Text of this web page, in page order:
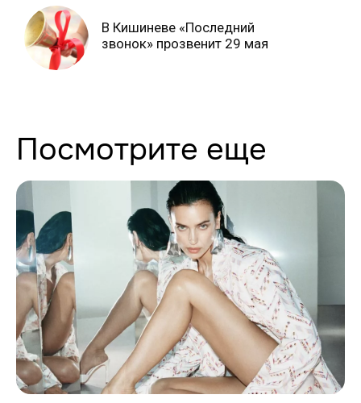
В Кишиневе «Последний
звонок» прозвенит 29 мая
Посмотрите еще